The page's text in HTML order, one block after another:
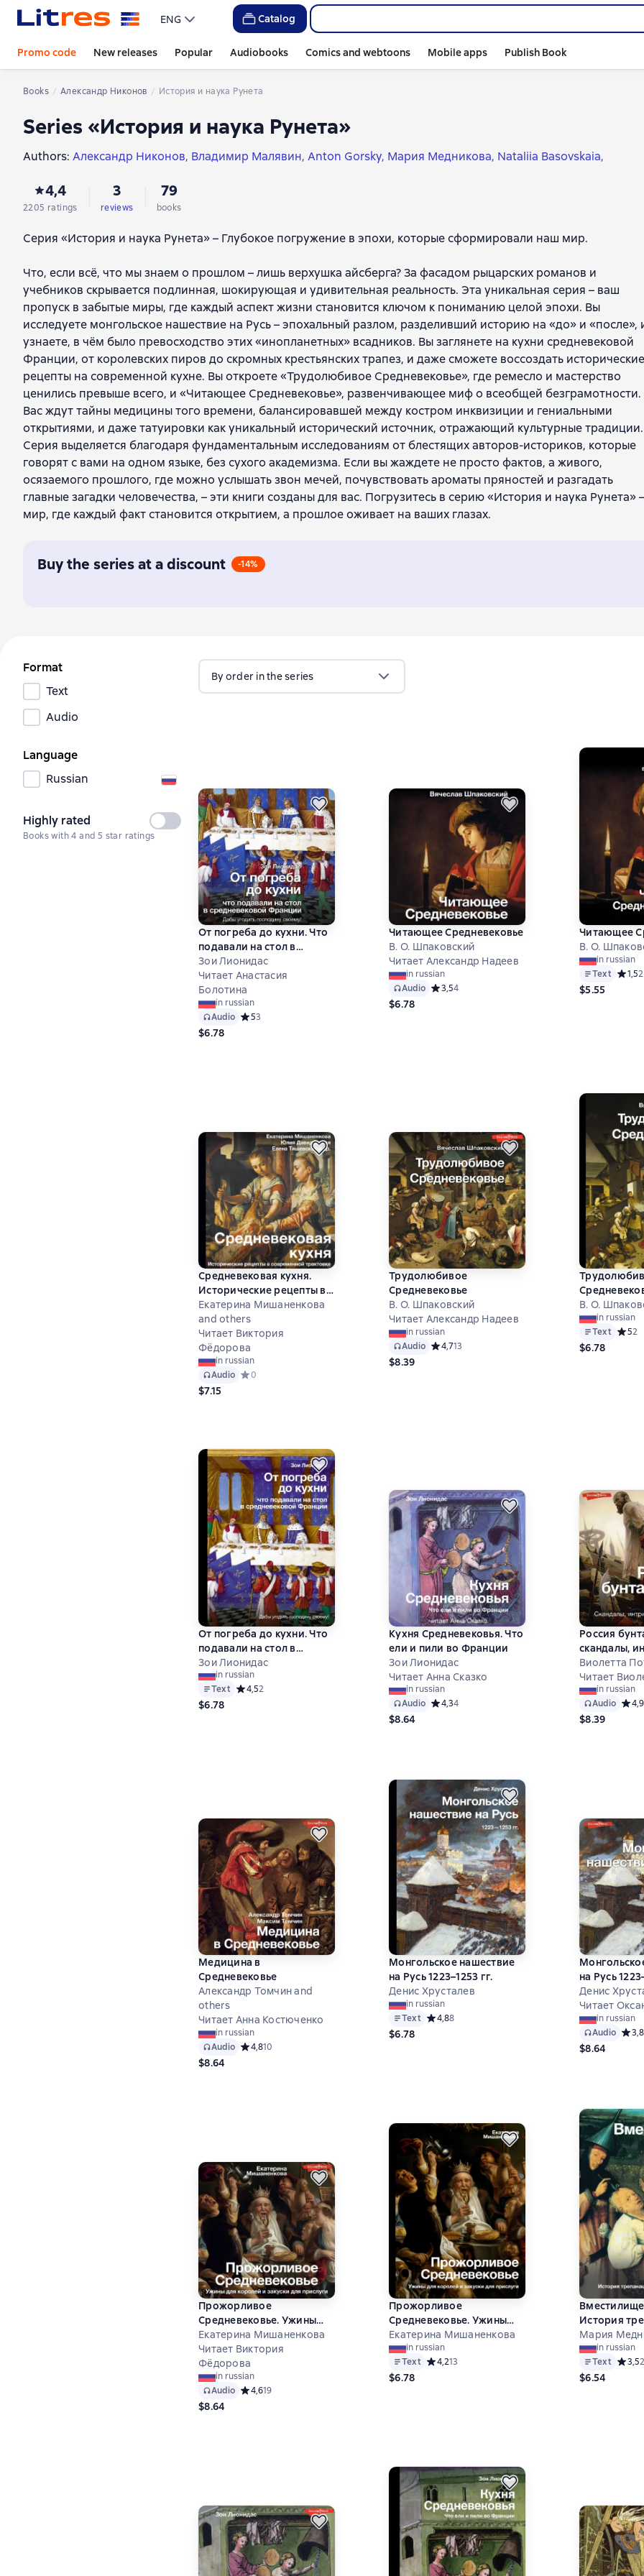
ENG Catalog
Promo code New releases Popular Audiobooks Comics and webtoons Mobile apps Publish Book
Books Александр Никонов История и наука Рунета
Series «История и наука Рунета»
Authors: Александр Никонов Владимир Малявин Anton Gorsky Мария Медникова Nataliia Basovskaia
Андрей Балдин
Лев Бердников
Михаил Майзульс Денис Хрусталев
Ольга Ким Зои Лионидас Виолетта Потякина Юлия Давидовская Елена Тишевская Софья Вдовичева
4,4
2205 ratings
3
reviews
79
books
Серия «История и наука Рунета» – Глубокое погружение в эпохи, которые сформировали наш мир.
Что, если всё, что мы знаем о прошлом – лишь верхушка айсберга? За фасадом рыцарских романов и
учебников скрывается подлинная, шокирующая и удивительная реальность. Эта уникальная серия – ваш
пропуск в забытые миры, где каждый аспект жизни становится ключом к пониманию целой эпохи. Вы
исследуете монгольское нашествие на Русь – эпохальный разлом, разделивший историю на «до» и «после»,
узнаете, в чём было превосходство этих «инопланетных» всадников. Вы заглянете на кухни средневековой
Франции, от королевских пиров до скромных крестьянских трапез, и даже сможете воссоздать исторические
рецепты на современной кухне. Вы откроете «Трудолюбивое Средневековье», где ремесло и мастерство
ценились превыше всего, и «Читающее Средневековье», развенчивающее миф о всеобщей безграмотности.
Вас ждут тайны медицины того времени, балансировавшей между костром инквизиции и гениальными
открытиями, и даже татуировки как уникальный исторический источник, отражающий культурные традиции.
Серия выделяется благодаря фундаментальным исследованиям от блестящих авторов-историков, которые
говорят с вами на одном языке, без сухого академизма. Если вы жаждете не просто фактов, а живого,
осязаемого прошлого, где можно услышать звон мечей, почувствовать ароматы пряностей и разгадать
главные загадки человечества, – эти книги созданы для вас. Погрузитесь в серию «История и наука Рунета» –
мир, где каждый факт становится открытием, а прошлое оживает на ваших глазах.
Buy the series at a discount -14%
Format
Text
Audio
Language
Russian
Highly rated
Not
selected
Books with 4 and 5 star ratings
By order in the series
От погреба до кухни. Что
подавали на стол в
средневековой Франции
Зои Лионидас
Читает Анастасия
Болотина
in russian
Audio Средний рейтинг 5 на основе 3 оценок
53
$6.78
Читающее Средневековье
В. О. Шпаковский
Читает Александр Надеев
in russian
Audio Средний рейтинг 3,5 на основе 4 оценок
3,54
$6.78
Читающее
В. О.
in russian
Text
1,52
$5.55
Средневековая кухня.
Исторические рецепты в
современной трактовке
Екатерина Мишаненкова
and others
Читает Виктория
Фёдорова
in russian
Audio Средний рейтинг 0 на основе 0 оценок
0
$7.15
Трудолюбивое
Средневековье
В. О. Шпаковский
Читает Александр Надеев
in russian
Audio Средний рейтинг 4,7 на основе 13 оценок
4,713
$8.39
В. О.
in russian
Text
52
$6.78
От погреба до кухни. Что
подавали на стол в
средневековой Франции
Зои Лионидас
in russian
Text Средний рейтинг 4,5 на основе 2 оценок
4,52
$6.78
Кухня Средневековья. Что
ели и пили во Франции
Зои Лионидас
Читает Анна Сказко
in russian
Audio Средний рейтинг 4,3 на основе 4 оценок
4,34
$8.64
Россия
cкандалы,
Виолетта
Читает
in russian
Audio
4,9
$8.39
Медицина в
Средневековье
Александр Томчин and
others
Читает Анна Костюченко
in russian
Audio Средний рейтинг 4,8 на основе 10 оценок
4,810
$8.64
Монгольское нашествие
на Русь 1223–1253 гг.
Денис Хрусталев
in russian
Text Средний рейтинг 4,8 на основе 8 оценок
4,88
$6.78
на Русь
Денис
Читает
in russian
Audio
3,8
$8.64
Прожорливое
Средневековье. Ужины
для королей и закуски для
прислуги
Екатерина Мишаненкова
Читает Виктория
Фёдорова
in russian
Audio Средний рейтинг 4,6 на основе 19 оценок
4,619
$8.64
Прожорливое
Средневековье. Ужины
для королей и закуски для
прислуги
Екатерина Мишаненкова
in russian
Text Средний рейтинг 4,2 на основе 13 оценок
4,213
$6.78
История
разных
Мария
in russian
Text
3,52
$6.54